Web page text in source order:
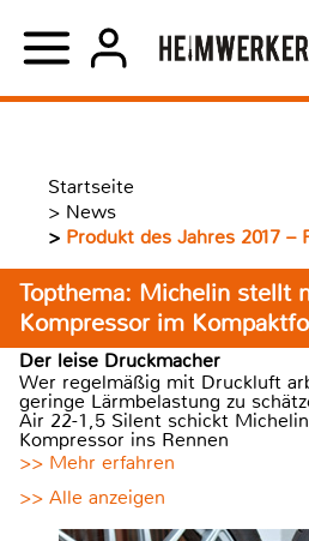
Startseite
> News
> Produkt des Jahres 2017
Topthema: Michelin stellt
Kompressor im
Der leise Druckmacher
Wer regelmäßig mit Druckluft
geringe Lärmbelastung zu
Air 22-1,5 Silent schickt
Kompressor ins Rennen
>> Mehr erfahren
>> Alle anzeigen